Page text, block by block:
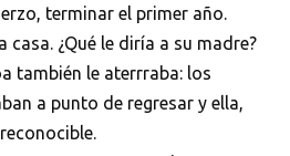
terminar el primer año.
casa. ¿Qué le diría a su madre?
también le aterrraba: los
a punto de regresar y ella,